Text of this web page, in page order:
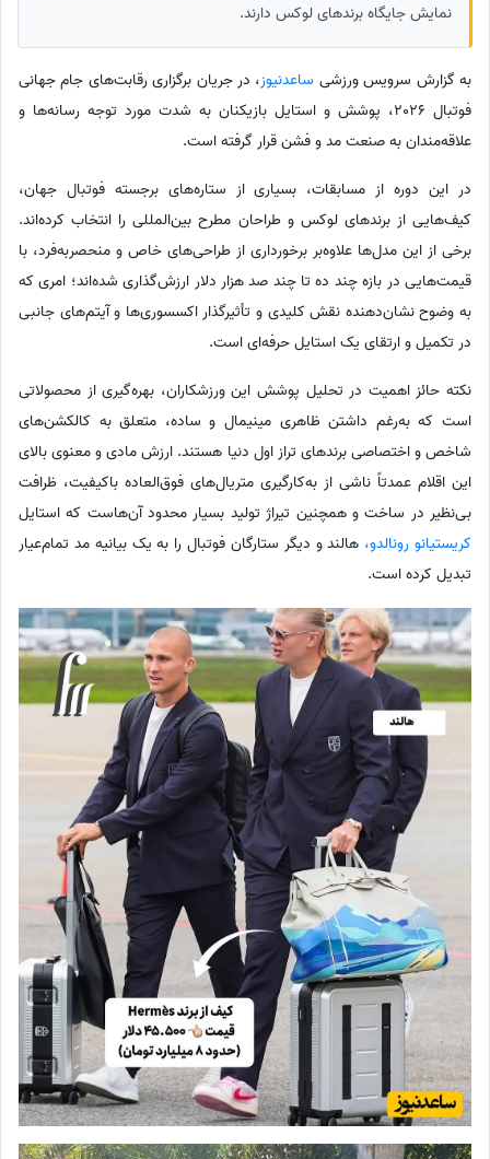
نمایش جایگاه برندهای لوکس دارند.
به گزارش سرویس ورزشی ساعدنیوز، در جریان برگزاری رقابت‌های جام جهانی
فوتبال 2026، پوشش و استایل بازیکنان به شدت مورد توجه رسانه‌ها و
علاقه‌مندان به صنعت مد و فشن قرار گرفته است.
در این دوره از مسابقات، بسیاری از ستاره‌های برجسته فوتبال جهان،
کیف‌هایی از برندهای لوکس و طراحان مطرح بین‌المللی را انتخاب کرده‌اند.
برخی از این مدل‌ها علاوه‌بر برخورداری از طراحی‌های خاص و منحصربه‌فرد، با
قیمت‌هایی در بازه چند ده تا چند صد هزار دلار ارزش‌گذاری شده‌اند؛ امری که
به وضوح نشان‌دهنده نقش کلیدی و تأثیرگذار اکسسوری‌ها و آیتم‌های جانبی
در تکمیل و ارتقای یک استایل حرفه‌ای است.
نکته حائز اهمیت در تحلیل پوشش این ورزشکاران، بهره‌گیری از محصولاتی
است که به‌رغم داشتن ظاهری مینیمال و ساده، متعلق به کالکشن‌های
شاخص و اختصاصی برندهای تراز اول دنیا هستند. ارزش مادی و معنوی بالای
این اقلام عمدتاً ناشی از به‌کارگیری متریال‌های فوق‌العاده باکیفیت، ظرافت
بی‌نظیر در ساخت و همچنین تیراژ تولید بسیار محدود آن‌هاست که استایل
کریستیانو رونالدو، هالند و دیگر ستارگان فوتبال را به یک بیانیه مد تمام‌عیار
تبدیل کرده است.